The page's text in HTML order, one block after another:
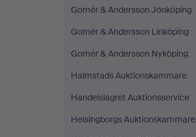
Gomér & Andersson Jönköping
Gomér & Andersson Linköping
Gomér & Andersson Nyköping
Halmstads Auktionskammare
Handelslagret Auktionsservice
Helsingborgs Auktionskammare